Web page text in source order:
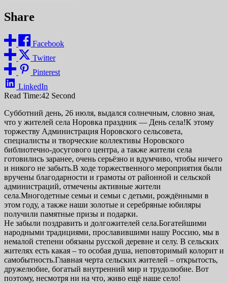
Share
Facebook
Twitter
Pinterest
LinkedIn
Read Time:42 Second
Субботний день, 26 июля, выдался солнечным, словно зная,
что у жителей села Норовка праздник — День села!К этому
торжеству Администрация Норовского сельсовета,
специалисты и творческие коллективы Норовского
библиотечно-досугового центра, а также жители села
готовились заранее, очень серьёзно и вдумчиво, чтобы ничего
и никого не забыть.В ходе торжественного мероприятия были
вручены благодарности и грамоты от районной и сельской
администраций, отмечены активные жители
села.Многодетные семьи и семьи с детьми, рождёнными в
этом году, а также наши золотые и серебряные юбиляры
получили памятные призы и подарки.
Не забыли поздравить и долгожителей села.Богатейшими
народными традициями, прославившими нашу Россию, мы в
немалой степени обязаны русской деревне и селу. В сельских
жителях есть какая – то особая душа, неповторимый колорит и
самобытность.Главная черта сельских жителей – открытость,
дружелюбие, богатый внутренний мир и трудолюбие. Вот
поэтому, несмотря ни на что, живо ещё наше село!